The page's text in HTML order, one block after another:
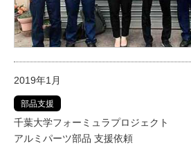
2019年1月
部品支援
千葉大学フォーミュラプロジェクト
アルミパーツ部品 支援依頼